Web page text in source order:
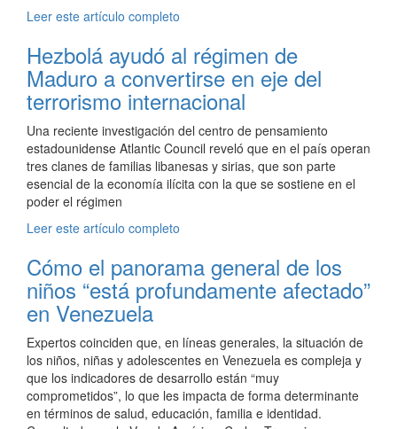
Leer este artículo completo
Hezbolá ayudó al régimen de
Maduro a convertirse en eje del
terrorismo internacional
Una reciente investigación del centro de pensamiento
estadounidense Atlantic Council reveló que en el país operan
tres clanes de familias libanesas y sirias, que son parte
esencial de la economía ilícita con la que se sostiene en el
poder el régimen
Leer este artículo completo
Cómo el panorama general de los
niños “está profundamente afectado”
en Venezuela
Expertos coinciden que, en líneas generales, la situación de
los niños, niñas y adolescentes en Venezuela es compleja y
que los indicadores de desarrollo están “muy
comprometidos”, lo que les impacta de forma determinante
en términos de salud, educación, familia e identidad.